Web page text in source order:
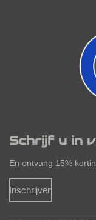
Schrijf u in
En ontvang 15%
Inschrijven